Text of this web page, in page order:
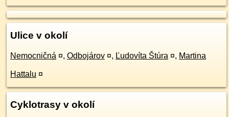
Ulice v okolí
Nemocničná ¤, Odbojárov ¤, Ľudovíta Štúra ¤, Martina
Hattalu ¤
Cyklotrasy v okolí